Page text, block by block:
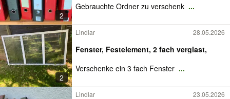
2
Gebrauchte Ordner zu verschenk ...
2
Lindlar 28.05.2026
Fenster, Festelement, 2 fach verglast,
Verschenke ein 3 fach Fenster ...
Lindlar 23.05.2026